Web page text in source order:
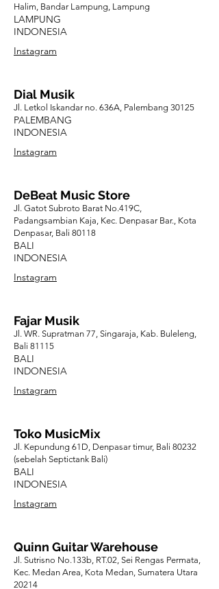
Halim, Bandar Lampung, Lampung
LAMPUNG
INDONESIA
Instagram
Dial Musik
Jl. Letkol Iskandar no. 636A, Palembang 30125
PALEMBANG
INDONESIA
Instagram
DeBeat Music Store
Jl. Gatot Subroto Barat No.419C,
Padangsambian Kaja, Kec. Denpasar Bar., Kota
Denpasar, Bali 80118
BALI
INDONESIA
Instagram
Fajar Musik
Jl. WR. Supratman 77, Singaraja, Kab. Buleleng,
Bali 81115
BALI
INDONESIA
Instagram
Toko MusicMix
Jl. Kepundung 61D, Denpasar timur, Bali 80232
(sebelah Septictank Bali)
BALI
INDONESIA
Instagram
Quinn Guitar Warehouse
Jl. Sutrisno No.133b, RT.02, Sei Rengas Permata,
Kec. Medan Area, Kota Medan, Sumatera Utara
20214